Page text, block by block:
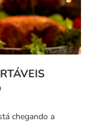
chegando a